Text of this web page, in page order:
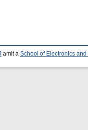
amit a School of Electronics